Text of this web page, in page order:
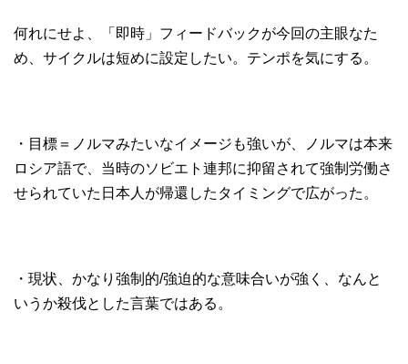
何れにせよ、「即時」フィードバックが今回の主眼なた
め、サイクルは短めに設定したい。テンポを気にする。
・目標＝ノルマみたいなイメージも強いが、ノルマは本来
ロシア語で、当時のソビエト連邦に抑留されて強制労働さ
せられていた日本人が帰還したタイミングで広がった。
・現状、かなり強制的/強迫的な意味合いが強く、なんと
いうか殺伐とした言葉ではある。